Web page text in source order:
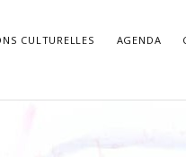
CULTURELLES AGENDA